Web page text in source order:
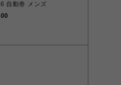
自動巻 メンズ